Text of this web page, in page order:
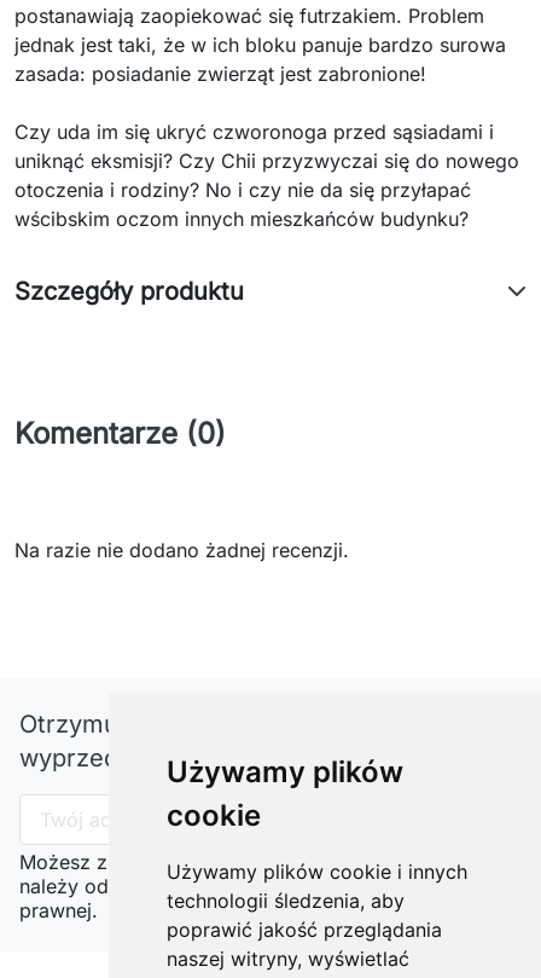
Używamy plików
cookie
Używamy plików cookie i innych
technologii śledzenia, aby
poprawić jakość przeglądania
naszej witryny, wyświetlać
postanawiają zaopiekować się futrzakiem. Problem
jednak jest taki, że w ich bloku panuje bardzo surowa
zasada: posiadanie zwierząt jest zabronione!
Czy uda im się ukryć czworonoga przed sąsiadami i
uniknąć eksmisji? Czy Chii przyzwyczai się do nowego
otoczenia i rodziny? No i czy nie da się przyłapać
wścibskim oczom innych mieszkańców budynku?
Szczegóły produktu
Komentarze (0)
Na razie nie dodano żadnej recenzji.
Otrzymuj informację o nowościach i
wyprzedażach
Możesz zrezygnować w każdej chwili. W tym celu
należy odnaleźć szczegóły w naszej informacji
prawnej.